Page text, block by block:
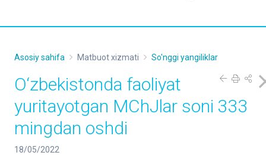
Asosiy sahifa Matbuot xizmati So'nggi yangiliklar
O‘zbekistonda faoliyat
yuritayotgan MChJlar soni 333
mingdan oshdi
18/05/2022